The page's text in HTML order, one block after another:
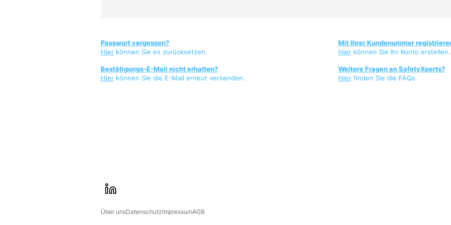
Passwort vergessen?
Hier können Sie es zurücksetzen.
Bestätigungs-E-Mail nicht erhalten?
Hier können Sie die E-Mail erneut versenden.
Mit Ihrer Kundenummer
Hier können Sie Ihr Konto erstellen.
Weitere Fragen an SafetyXperts?
Hier finden Sie die FAQs.
i
Über unsDatenschutzImpressumAGB